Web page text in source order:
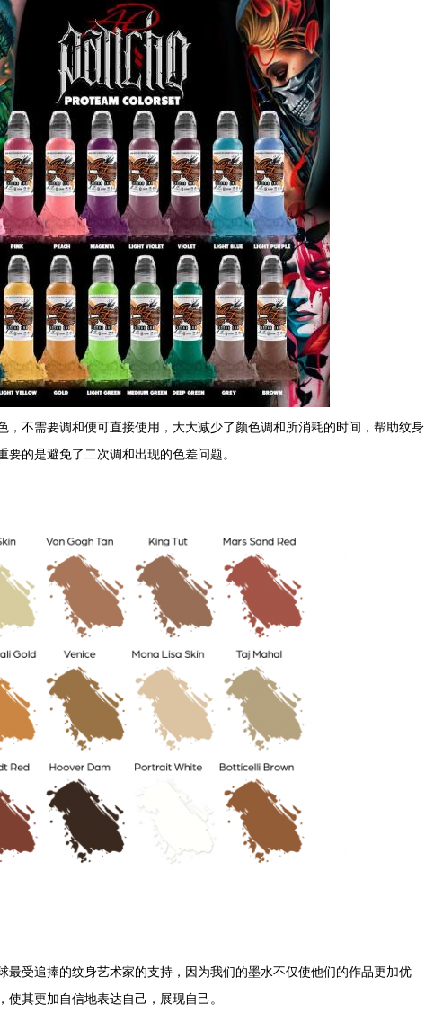
，不需要调和便可直接使用，大大减少了颜色调和所消耗的时间，帮助纹身
的是避免了二次调和出现的色差问题。
最受追捧的纹身艺术家的支持，因为我们的墨水不仅使他们的作品更加优
使其更加自信地表达自己，展现自己。